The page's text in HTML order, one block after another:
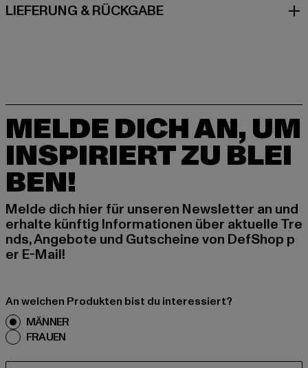
LIEFERUNG & RÜCKGABE
MELDE DICH AN, UM
INSPIRIERT ZU BLEI
BEN!
Melde dich hier für unseren Newsletter an und
erhalte künftig Informationen über aktuelle Tre
nds, Angebote und Gutscheine von DefShop p
er E-Mail!
An welchen Produkten bist du interessiert?
MÄNNER
FRAUEN